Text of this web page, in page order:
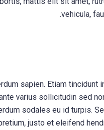
vehicula,
sapien. Etiam tincidunt
varius sollicitudin sed
sodales eu id turpis.
justo et eleifend